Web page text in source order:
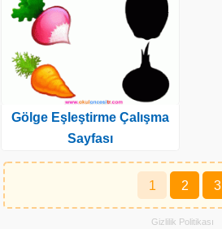
Gölge Eşleştirme Çalışma
Sayfası
Yazı
sayfalaması
1 2 3
Gizlilik Politikası